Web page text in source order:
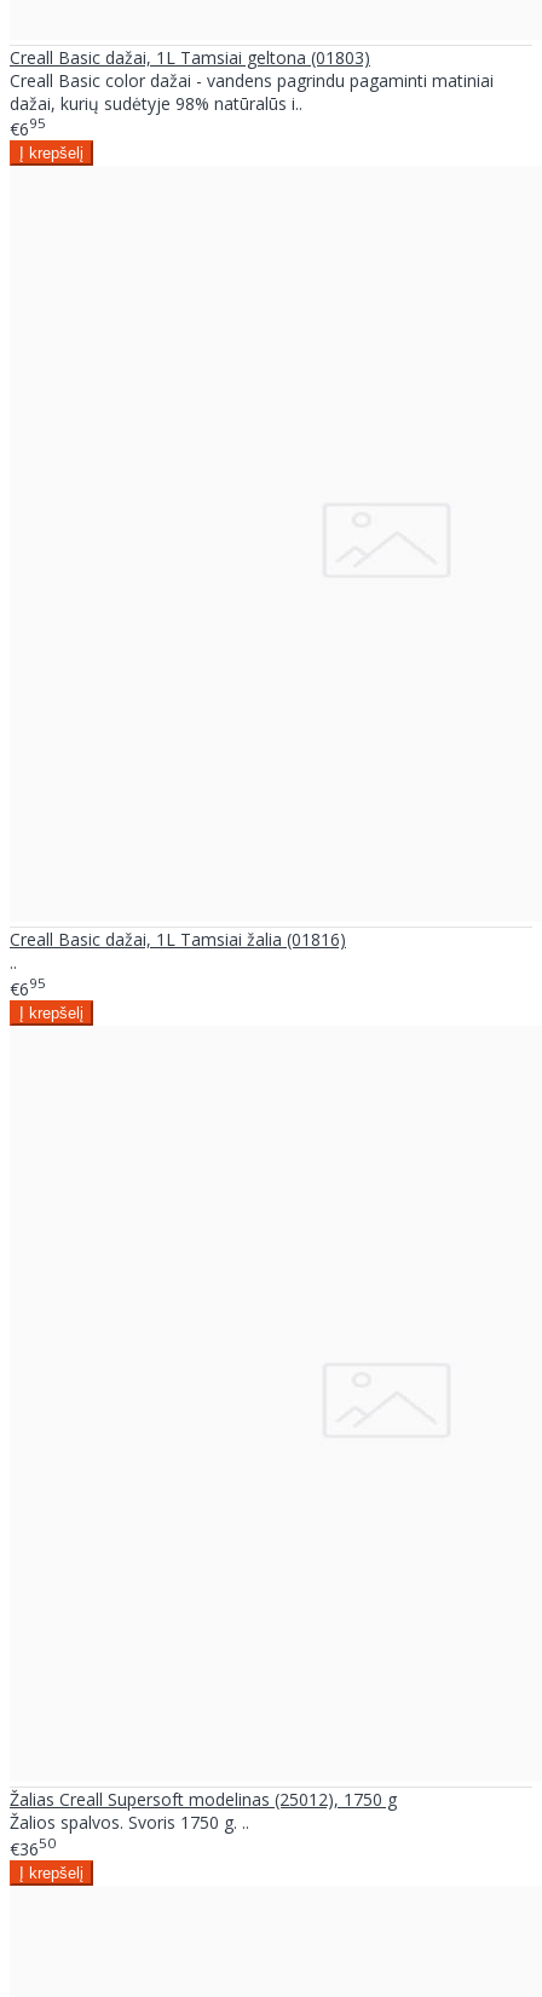
Creall Basic dažai, 1L Tamsiai geltona (01803)
Creall Basic color dažai - vandens pagrindu pagaminti matiniai
dažai, kurių sudėtyje 98% natūralūs i..
€695
Creall Basic dažai, 1L Tamsiai žalia (01816)
..
€695
Žalias Creall Supersoft modelinas (25012), 1750 g
Žalios spalvos. Svoris 1750 g. ..
€3650